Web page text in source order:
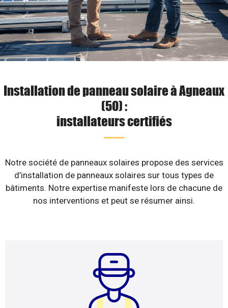
Installation de panneau solaire à Agneaux
(50) :
installateurs certifiés
Notre société de panneaux solaires propose des services
d’installation de panneaux solaires sur tous types de
bâtiments. Notre expertise manifeste lors de chacune de
nos interventions et peut se résumer ainsi.